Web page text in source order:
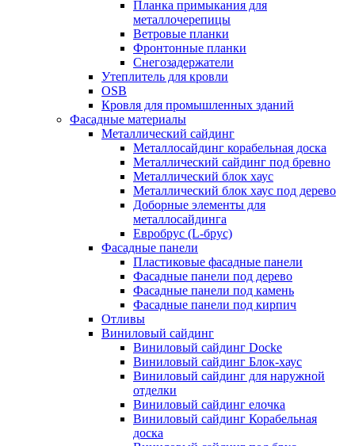
Планка примыкания для
металлочерепицы
Ветровые планки
Фронтонные планки
Снегозадержатели
Утеплитель для кровли
OSB
Кровля для промышленных зданий
Фасадные материалы
Металлический сайдинг
Металлосайдинг корабельная доска
Металлический сайдинг под бревно
Металлический блок хаус
Металлический блок хаус под дерево
Доборные элементы для
металлосайдинга
Евробрус (L-брус)
Фасадные панели
Пластиковые фасадные панели
Фасадные панели под дерево
Фасадные панели под камень
Фасадные панели под кирпич
Отливы
Виниловый сайдинг
Виниловый сайдинг Docke
Виниловый сайдинг Блок-хаус
Виниловый сайдинг для наружной
отделки
Виниловый сайдинг елочка
Виниловый сайдинг Корабельная
доска